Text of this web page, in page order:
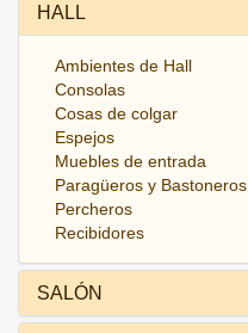
HALL
Ambientes de Hall
Consolas
Cosas de colgar
Espejos
Muebles de entrada
Paragüeros y Bastoneros
Percheros
Recibidores
SALÓN